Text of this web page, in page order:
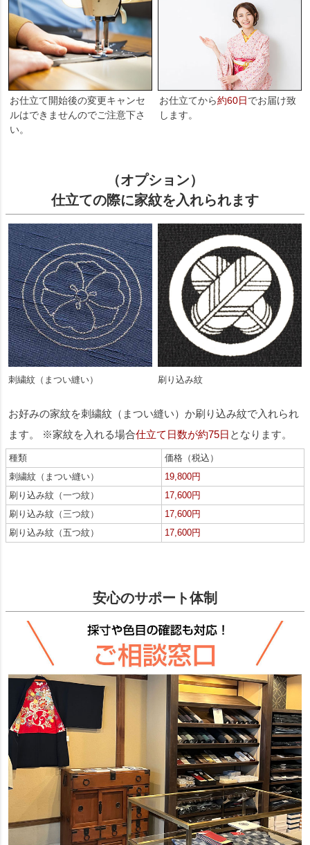
お仕立て開始後の変更キャンセ
ルはできませんのでご注意下さ
い。
お仕立てから約60日でお届け致
します。
（オプション）
仕立ての際に家紋を入れられます
刺繍紋（まつい縫い） 刷り込み紋
お好みの家紋を刺繍紋（まつい縫い）か刷り込み紋で入れられ
ます。 ※家紋を入れる場合仕立て日数が約75日 となります。
種類
価格（税込）
刺繍紋（まつい縫い）
19,800円
刷り込み紋（一つ紋）
17,600円
刷り込み紋（三つ紋）
17,600円
刷り込み紋（五つ紋）
17,600円
安心のサポート体制